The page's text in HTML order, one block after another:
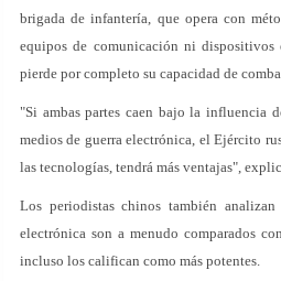
brigada de infantería, que opera con
equipos de comunicación ni
pierde por completo su capacidad de
"Si ambas partes caen bajo la influencia
medios de guerra electrónica, el Ejército
las tecnologías, tendrá más ventajas",
Los periodistas chinos también
electrónica son a menudo comparados
incluso los califican como más potentes.